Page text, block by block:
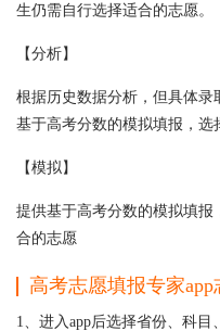
生仍需自行选择适合的志愿。
【分析】
根据历史数据分析，但具体
基于高考分数的模拟填报，选
【模拟】
提供基于高考分数的模拟填
合的志愿
高考志愿填报专家
1、进入app后选择省份、科目